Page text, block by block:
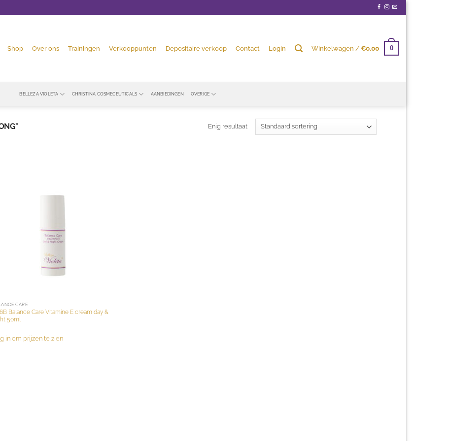
Shop Over ons Trainingen Verkooppunten Depositaire verkoop Contact Login Winkelwagen /€0.00 0
BELLEZA VIOLETA CHRISTINA COSMECEUTICALS AANBIEDINGEN OVERIGE
Enig resultaat
CARE
Balance Care Vitamine E cream day &
50ml
in om prijzen te zien